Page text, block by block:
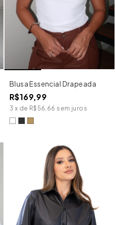
Blusa Essencial Drapeada
R$169,99
3 x de R$56,66 sem juros